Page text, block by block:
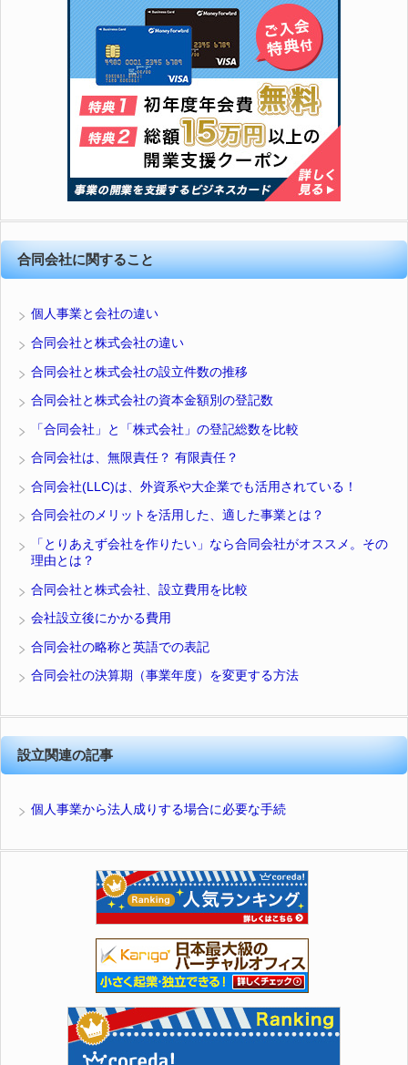
合同会社に関すること
個人事業と会社の違い
合同会社と株式会社の違い
合同会社と株式会社の設立件数の推移
合同会社と株式会社の資本金額別の登記数
「合同会社」と「株式会社」の登記総数を比較
合同会社は、無限責任？ 有限責任？
合同会社(LLC)は、外資系や大企業でも活用されている！
合同会社のメリットを活用した、適した事業とは？
「とりあえず会社を作りたい」なら合同会社がオススメ。その
理由とは？
合同会社と株式会社、設立費用を比較
会社設立後にかかる費用
合同会社の略称と英語での表記
合同会社の決算期（事業年度）を変更する方法
設立関連の記事
個人事業から法人成りする場合に必要な手続